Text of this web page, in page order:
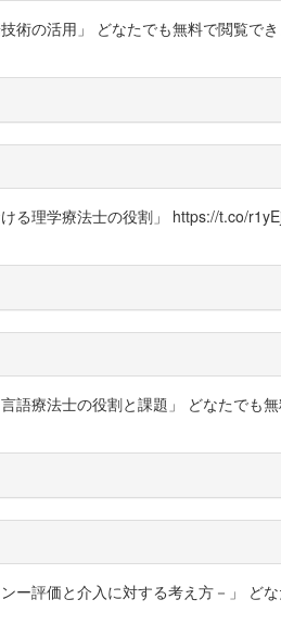
術の活用」 どなたでも無料で閲覧で
る理学療法士の役割」 https://t.co/
語療法士の役割と課題」 どなたでも
ー評価と介入に対する考え方－」 ど